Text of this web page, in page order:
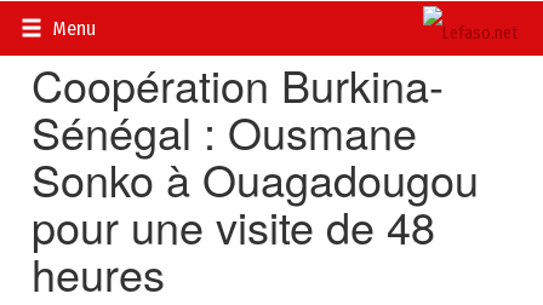
Menu
Accueil>
Coopération Burkina-
Sénégal : Ousmane
Sonko à Ouagadougou
pour une visite de 48
heures